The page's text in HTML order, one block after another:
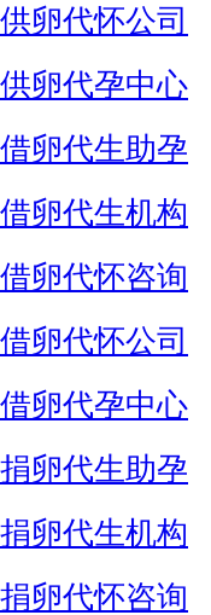
卵代怀公司
卵代孕中心
卵代生助孕
卵代生机构
卵代怀咨询
卵代怀公司
卵代孕中心
卵代生助孕
卵代生机构
卵代怀咨询